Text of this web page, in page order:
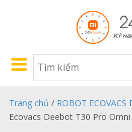
Trang chủ / ROBOT ECOVACS
Ecovacs Deebot T30 Pro